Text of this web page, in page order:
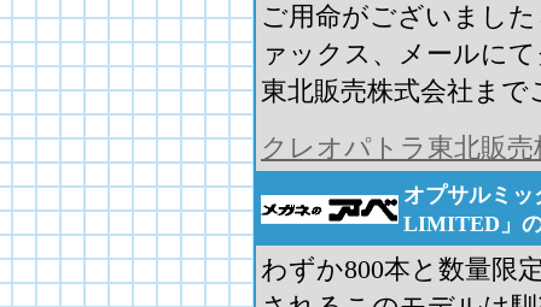
ご用命がございまし
ァックス、メールに
東北販売株式会社まで
クレオパトラ東北販売
オプサルミ
LIMITED」
わずか800本と数量限